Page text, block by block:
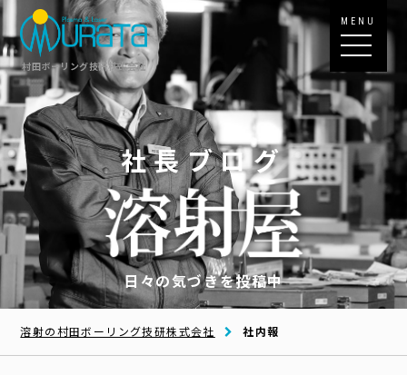
村田ボーリング技研株式会社
MENU
社長ブログ
日々の気づきを投稿中
溶射の村田ボーリング技研株式会社 社内報